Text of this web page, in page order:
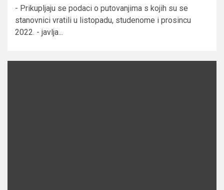
- Prikupljaju se podaci o putovanjima s kojih su se
stanovnici vratili u listopadu, studenome i prosincu
2022. - javlja...